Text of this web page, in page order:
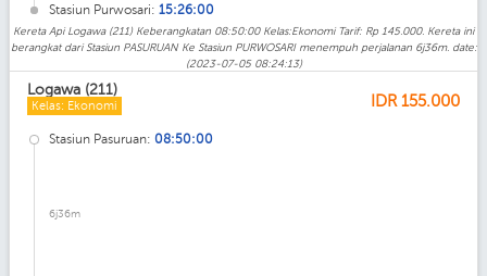
Stasiun Purwosari: 15:26:00
Kereta Api Logawa (211) Keberangkatan 08:50:00 Kelas:Ekonomi Tarif: Rp 145.000. Kereta ini
berangkat dari Stasiun PASURUAN Ke Stasiun PURWOSARI menempuh perjalanan 6j36m. date:
(2023-07-05 08:24:13)
Logawa (211)
Kelas: Ekonomi IDR 155.000
Stasiun Pasuruan: 08:50:00
6j36m